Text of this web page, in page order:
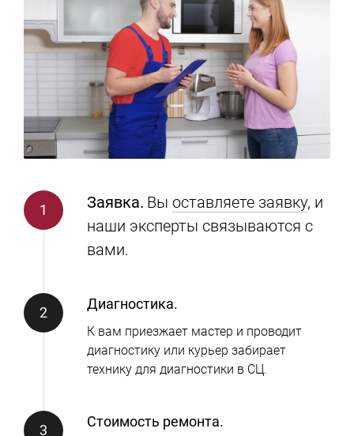
Заявка. Вы оставляете заявку, и
наши эксперты связываются с
вами.
Диагностика.
К вам приезжает мастер и проводит
диагностику или курьер забирает
технику для диагностики в СЦ.
Стоимость ремонта.